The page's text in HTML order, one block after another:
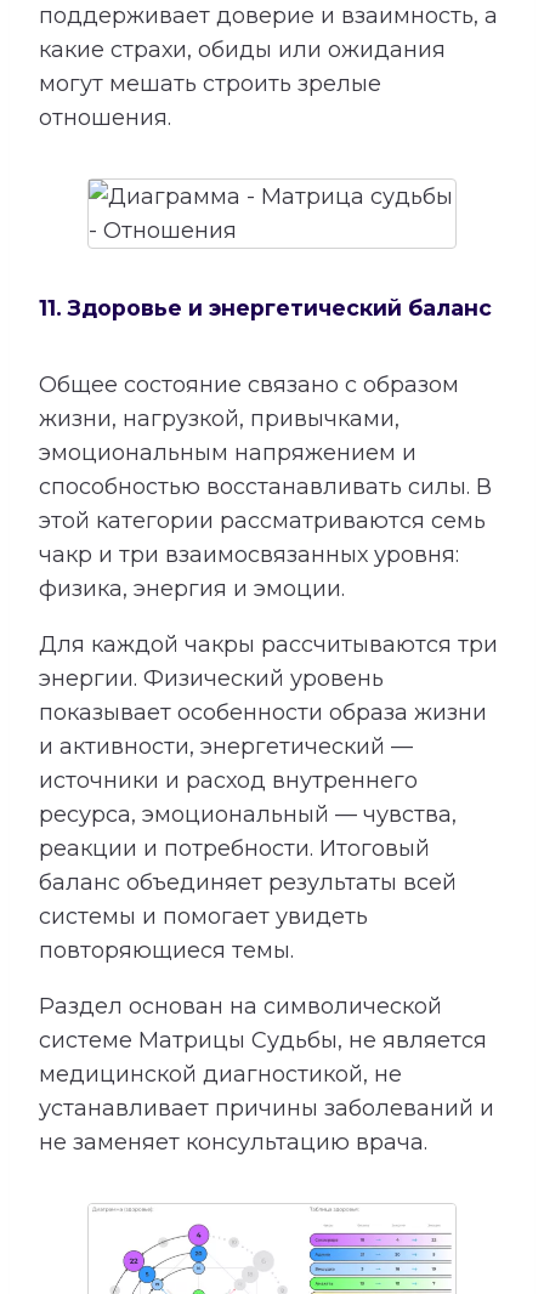
поддерживает доверие и взаимность, а
какие страхи, обиды или ожидания
могут мешать строить зрелые
отношения.
11. Здоровье и энергетический баланс
Общее состояние связано с образом
жизни, нагрузкой, привычками,
эмоциональным напряжением и
способностью восстанавливать силы. В
этой категории рассматриваются семь
чакр и три взаимосвязанных уровня:
физика, энергия и эмоции.
Для каждой чакры рассчитываются три
энергии. Физический уровень
показывает особенности образа жизни
и активности, энергетический —
источники и расход внутреннего
ресурса, эмоциональный — чувства,
реакции и потребности. Итоговый
баланс объединяет результаты всей
системы и помогает увидеть
повторяющиеся темы.
Раздел основан на символической
системе Матрицы Судьбы, не является
медицинской диагностикой, не
устанавливает причины заболеваний и
не заменяет консультацию врача.